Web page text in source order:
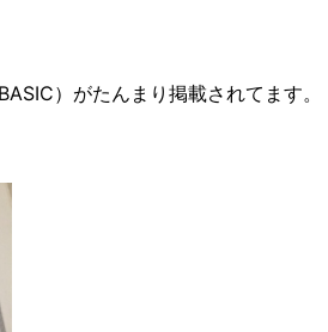
）がたんまり掲載されてます。